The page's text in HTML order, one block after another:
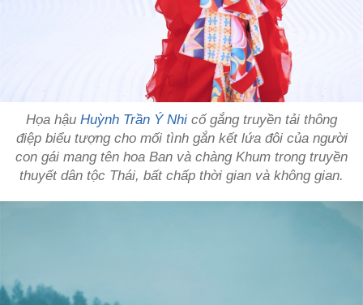
Họa hậu Huỳnh Trần Ý Nhi cố gắng truyền tải thông
điệp biểu tượng cho mối tình gắn kết lứa đôi của người
con gái mang tên hoa Ban và chàng Khum trong truyền
thuyết dân tộc Thái, bất chấp thời gian và không gian.